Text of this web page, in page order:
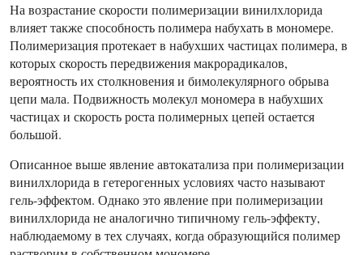
На возрастание скорости полимеризации винилхлорида
влияет также способность полимера набухать в мономере.
Полимеризация протекает в набухших частицах полимера, в
которых скорость передвижения макрорадикалов,
вероятность их столкновения и бимолекулярного обрыва
цепи мала. Подвижность молекул мономера в набухших
частицах и скорость роста полимерных цепей остается
большой.
Описанное выше явление автокатализа при полимеризации
винилхлорида в гетерогенных условиях часто называют
гель-эффектом. Однако это явление при полимеризации
винилхлорида не аналогично типичному гель-эффекту,
наблюдаемому в тех случаях, когда образующийся полимер